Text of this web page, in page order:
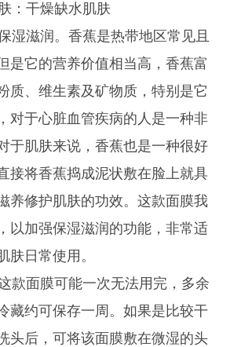
干燥缺水肌肤
滋润。香蕉是热带地区常见且
是它的营养价值相当高，香蕉富
质、维生素及矿物质，特别是它
对于心脏血管疾病的人是一种非
于肌肤来说，香蕉也是一种很好
接将香蕉捣成泥状敷在脸上就具
养修护肌肤的功效。这款面膜我
以加强保湿滋润的功能，非常适
肤日常使用。
面膜可能一次无法用完，多余
藏约可保存一周。如果是比较干
头后，可将该面膜敷在微湿的头